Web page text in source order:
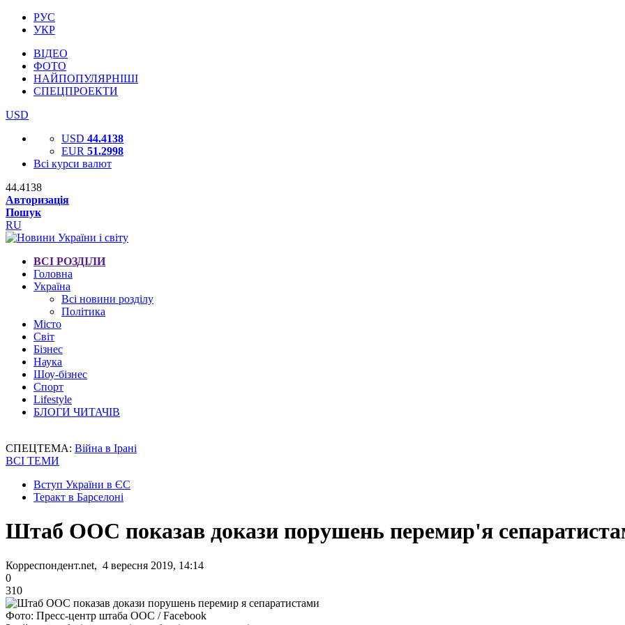
РУС
УКР
ВІДЕО
ФОТО
НАЙПОПУЛЯРНІШІ
СПЕЦПРОЕКТИ
USD
USD 44.4138
EUR 51.2998
Всі курси валют
44.4138
Авторизація
Пошук
RU
ВСІ РОЗДІЛИ
Головна
Україна
Всі новини розділу
Політика
Місто
Світ
Бізнес
Наука
Шоу-бізнес
Спорт
Lifestyle
БЛОГИ ЧИТАЧІВ
СПЕЦТЕМА: Війна в Ірані
ВСІ ТЕМИ
Вступ України в ЄС
Теракт в Барселоні
Штаб ООС показав докази порушень перемир'я
Корреспондент.net, 4 вересня 2019, 14:14
0
310
Фото: Пресс-центр штаба ООС / Facebook